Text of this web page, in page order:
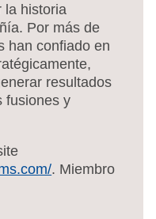
la historia
Por más de
han confiado en
resultados
fusiones y
. Miembro